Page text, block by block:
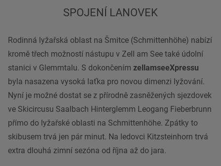
SPOJENÍ LANOVEK
Rodinná lyžařská oblast na Šmitce (Schmittenhöhe) nabízí
kromě třech možností nástupu v Zell am See také údolní
stanici v Glemmtalu. S dokončením zellamseeXpressu
byla nasazena vysoká laťka pro novou dimenzi lyžování.
Nyní je možné dostat se z přírodně zasněžených sjezdovek
ve Skicircusu Saalbach Hinterglemm Leogang Fieberbrunn
přímo do lyžařské oblasti na Schmittenhöhe. Zpátky to
skibusem trvá jen pár minut. Na ledovci Kitzsteinhorn trvá
extra dlouhá zimní sezóna od října až do jara.